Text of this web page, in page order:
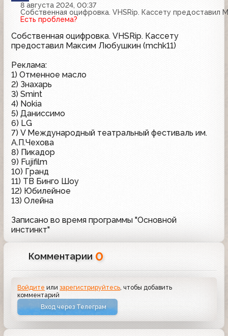
8 августа 2024, 00:37
Собственная оцифровка. VHSRip. Кассету предоставил
Есть проблема?
Собственная оцифровка. VHSRip. Кассету
предоставил Максим Любушкин (mchk11)
Реклама:
1) Отменное масло
2) Знахарь
3) Smint
4) Nokia
5) Даниссимо
6) LG
7) V Международный театральный фестиваль им.
А.П.Чехова
8) Пикадор
9) Fujifilm
10) Гранд
11) ТВ Бинго Шоу
12) Юбилейное
13) Олейна
Записано во время программы "Основной
инстинкт"
Комментарии 0
Войдите илизарегистрируйтесь , чтобы добавить
комментарий
Вход через Телеграм